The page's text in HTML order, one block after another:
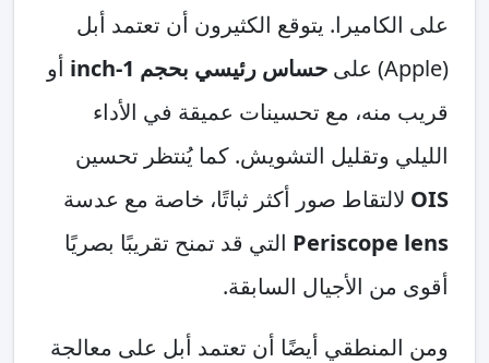
على الكاميرا. يتوقع الكثيرون أن تعتمد أبل
(Apple) على
حساس رئيسي بحجم 1-inch
أو
قريب منه، مع تحسينات عميقة في الأداء
الليلي وتقليل التشويش. كما يُنتظر تحسين
OIS لالتقاط صور أكثر ثباتًا، خاصة مع عدسة
Periscope lens التي قد تمنح تقريبًا بصريًا
أقوى من الأجيال السابقة.
ومن المنطقي أيضًا أن تعتمد أبل على معالجة